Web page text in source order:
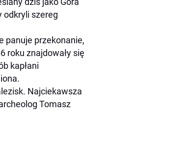
odkryli szereg
panuje przekonanie,
roku znajdowały się
kapłani
Najciekawsza
Tomasz